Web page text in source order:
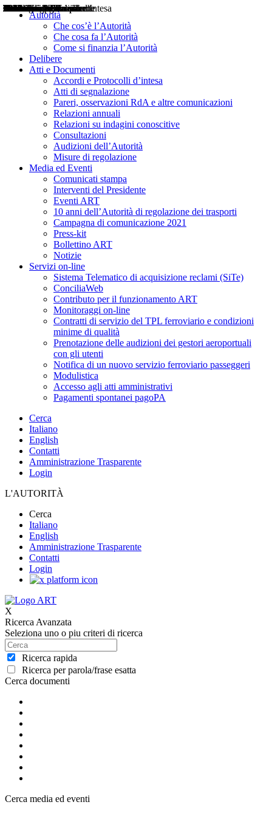
Autorità
Che cos’è l’Autorità
Che cosa fa l’Autorità
Come si finanzia l’Autorità
Delibere
Atti e Documenti
Accordi e Protocolli d’intesa
Atti di segnalazione
Pareri, osservazioni RdA e altre comunicazioni
Relazioni annuali
Relazioni su indagini conoscitive
Consultazioni
Audizioni dell’Autorità
Misure di regolazione
Media ed Eventi
Comunicati stampa
Interventi del Presidente
Eventi ART
10 anni dell’Autorità di regolazione dei trasporti
Campagna di comunicazione 2021
Press-kit
Bollettino ART
Notizie
Servizi on-line
Sistema Telematico di acquisizione reclami (SiTe)
ConciliaWeb
Contributo per il funzionamento ART
Monitoraggi on-line
Contratti di servizio del TPL ferroviario e condizioni
minime di qualità
Prenotazione delle audizioni dei gestori aeroportuali
con gli utenti
Notifica di un nuovo servizio ferroviario passeggeri
Modulistica
Accesso agli atti amministrativi
Pagamenti spontanei pagoPA
Cerca
Italiano
English
Contatti
Amministrazione Trasparente
Login
L'AUTORITÀ
Cerca
Italiano
English
Amministrazione Trasparente
Contatti
Login
X
Ricerca Avanzata
Seleziona uno o piu criteri di ricerca
Ricerca rapida
Ricerca per parola/frase esatta
Cerca documenti
Delibere
Pareri
Consultazioni
Audizioni
Atti di Segnalazione
Accordi e Protocolli d'Intesa
Relazioni annuali
Misure di regolazione
Cerca media ed eventi
Notizie
Comunicati Stampa
Bollettini ART
Convegni ART
Interviste del Presidente
Articoli in primo piano
Interventi del Presidente
2004
2005
2010
2013
2014
2015
2016
2017
2018
2019
202
2020
2021
2022
2023
2024
2025
2026
Aereo
Marittimo
Terrestre